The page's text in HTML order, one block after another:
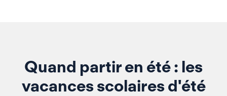
Quand partir en été : les
vacances scolaires d'été